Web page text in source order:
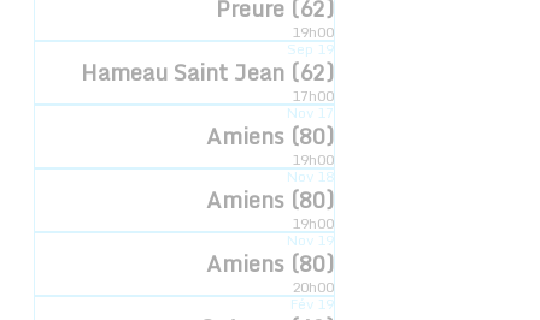
Preure (62)
19h00
Sep19
Hameau Saint Jean (62)
17h00
Nov17
Amiens (80)
19h00
Nov18
Amiens (80)
19h00
Nov19
Amiens (80)
20h00
Fév19
Ajouter au calendrier
DÉTAILS
Date :
Heure :